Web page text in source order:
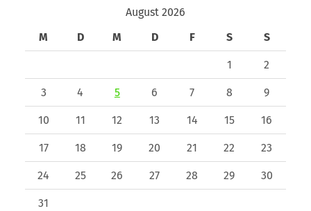
August 2026
M
D M D F S S
1 2
3 4 5 6 7 8 9
10 11 12 13 14 15 16
17 18 19 20 21 22 23
24 25 26 27 28 29 30
31